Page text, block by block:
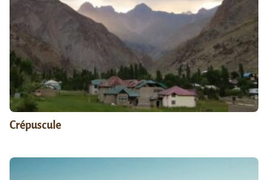
Crépuscule